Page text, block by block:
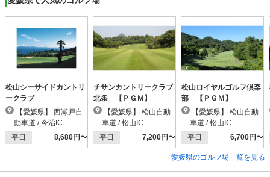
松山シーサイドカントリ
ークラブ
動車道 / 今治IC
平日
8,680円〜
チサンカントリークラブ
北条 【ＰＧＭ】
車道 / 松山IC
平日
7,200円〜
松山ロイヤルゴルフ倶楽
部 【ＰＧＭ】
車道 / 松山IC
平日
6,700円〜
愛媛県のゴルフ場一覧を見る